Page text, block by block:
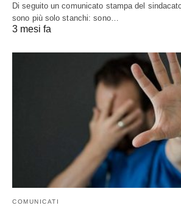
Di seguito un comunicato stampa del
sono più solo stanchi: sono…
3 mesi fa
COMUNICATI